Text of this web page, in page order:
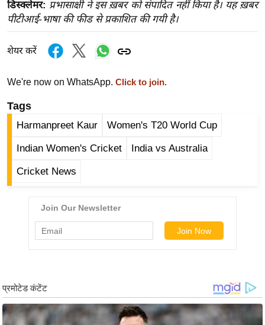
सा
ल
श
य
यं
ग
इं
या
ऑ
टो
व
डिस्क्लेमर: प्रभासाक्षी ने इस ख़बर को संपादित नहीं किया है। यह ख़बर
पीटीआई-भाषा की फीड से प्रकाशित की गयी है।
शेयर करें
We're now on WhatsApp. Click to join.
Tags
Harmanpreet Kaur Women's T20 World Cup
Indian Women's Cricket India vs Australia
Cricket News